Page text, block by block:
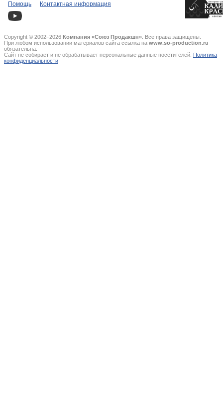
Помощь Контактная информация
Copyright © 2002–2026 Компания «Союз Продакшн» . Все права защищены.
При любом использовании материалов сайта ссылка на www.so-production.ru
обязательна.
Сайт не собирает и не обрабатывает персональные данные посетителей. Политика
конфиденциальности